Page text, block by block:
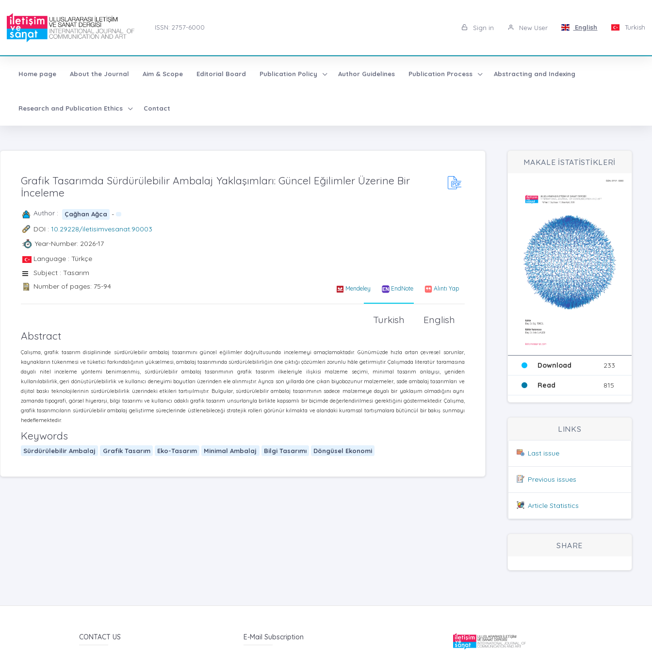
ISSN: 2757-6000 Sign in New User English Turkish
Home page About the Journal Aim & Scope Editorial Board Publication Policy Author Guidelines Publication Process Abstracting and Indexing
Research and Publication Ethics Contact
Grafik Tasarımda Sürdürülebilir Ambalaj Yaklaşımları: Güncel Eğilimler Üzerine Bir
İnceleme
Author : Çağhan Ağca
-
DOI : 10.29228/iletisimvesanat.90003
Year-Number: 2026-17
Language : Türkçe
Subject : Tasarım
Number of pages: 75-94
Mendeley EndNote Alıntı Yap
English
Turkish
Abstract
Çalışma, grafik tasarım disiplininde sürdürülebilir ambalaj tasarımını güncel eğilimler doğrultusunda incelemeyi amaçlamaktadır. Günümüzde hızla artan çevresel sorunlar,
kaynakların tükenmesi ve tüketici farkındalığının yükselmesi, ambalaj tasarımında sürdürülebilirliğin öne çıktığı çözümleri zorunlu hâle getirmiştir. Çalışmada literatür taramasına
dayalı nitel inceleme yöntemi benimsenmiş, sürdürülebilir ambalaj tasarımının grafik tasarım ilkeleriyle ilişkisi malzeme seçimi, minimal tasarım anlayışı, yeniden
kullanılabilirlik, geri dönüştürülebilirlik ve kullanıcı deneyimi boyutları üzerinden ele alınmıştır. Ayrıca son yıllarda öne çıkan biyobozunur malzemeler, sade ambalaj tasarımları ve
dijital baskı teknolojilerinin sürdürülebilirlik üzerindeki etkileri tartışılmıştır. Bulgular, sürdürülebilir ambalaj tasarımının sadece malzemeye dayalı bir yaklaşım olmadığını aynı
zamanda tipografi, görsel hiyerarşi, bilgi tasarımı ve kullanıcı odaklı grafik tasarım unsurlarıyla birlikte kapsamlı bir biçimde değerlendirilmesi gerektiğini göstermektedir. Çalışma,
grafik tasarımcıların sürdürülebilir ambalaj geliştirme süreçlerinde üstlenebileceği stratejik rolleri görünür kılmakta ve alandaki kuramsal tartışmalara bütüncül bir bakış sunmayı
hedeflemektedir.
Keywords
Sürdürülebilir Ambalaj Grafik Tasarım Eko-Tasarım Minimal Ambalaj Bilgi Tasarımı Döngüsel Ekonomi
MAKALE İSTATİSTİKLERİ
Download 233
Read 815
LINKS
Last issue
Previous issues
Article Statistics
SHARE
CONTACT US E-Mail Subscription